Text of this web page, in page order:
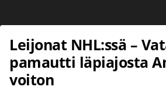
Leijonat NHL:ssä –
pamautti läpiajosta
voiton